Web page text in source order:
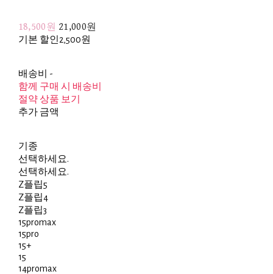
18,500원 21,000원
기본 할인 2,500원
배송비 -
함께 구매 시 배송비
절약 상품 보기
추가 금액
기종
선택하세요.
선택하세요.
Z플립5
Z플립4
Z플립3
15promax
15pro
15+
15
14promax